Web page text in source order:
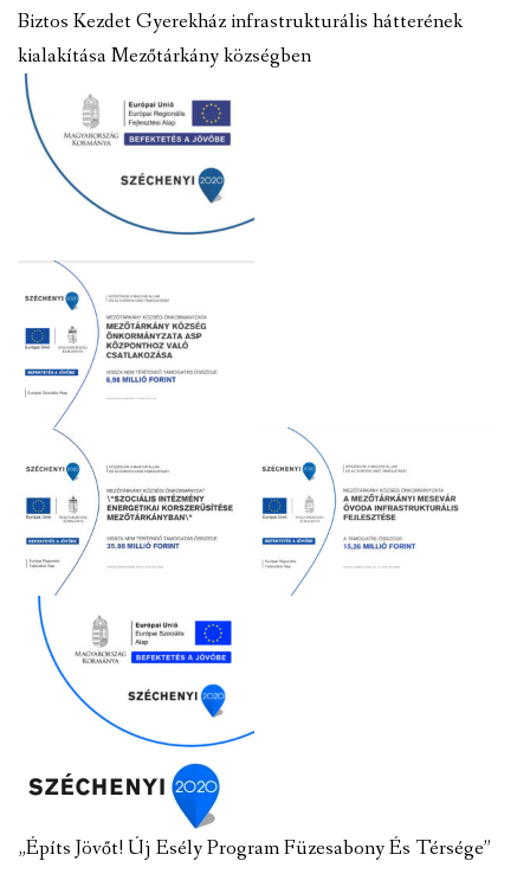
Biztos Kezdet Gyerekház infrastrukturális hátterének
kialakítása Mezőtárkány községben
„Építs Jövőt! Új Esély Program Füzesabony És Térsége”